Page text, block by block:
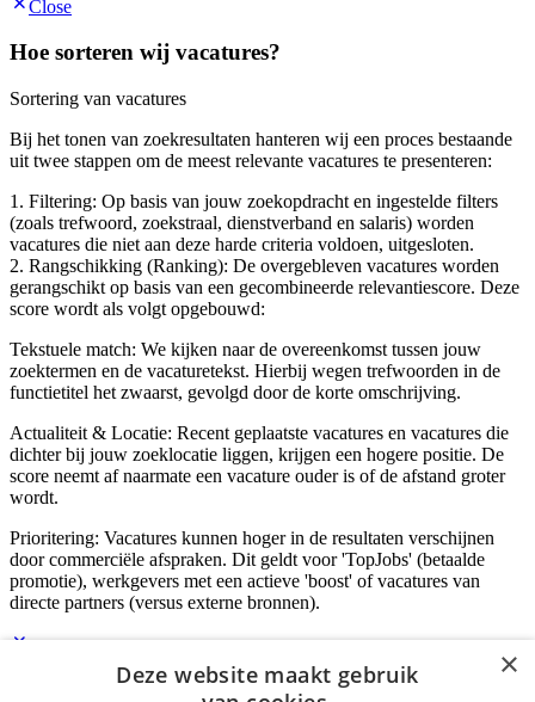
Close
Hoe sorteren wij vacatures?
Sortering van vacatures
Bij het tonen van zoekresultaten hanteren wij een proces bestaande
uit twee stappen om de meest relevante vacatures te presenteren:
1. Filtering: Op basis van jouw zoekopdracht en ingestelde filters
(zoals trefwoord, zoekstraal, dienstverband en salaris) worden
vacatures die niet aan deze harde criteria voldoen, uitgesloten.
2. Rangschikking (Ranking): De overgebleven vacatures worden
gerangschikt op basis van een gecombineerde relevantiescore. Deze
score wordt als volgt opgebouwd:
Tekstuele match: We kijken naar de overeenkomst tussen jouw
zoektermen en de vacaturetekst. Hierbij wegen trefwoorden in de
functietitel het zwaarst, gevolgd door de korte omschrijving.
Actualiteit & Locatie: Recent geplaatste vacatures en vacatures die
dichter bij jouw zoeklocatie liggen, krijgen een hogere positie. De
score neemt af naarmate een vacature ouder is of de afstand groter
wordt.
Prioritering: Vacatures kunnen hoger in de resultaten verschijnen
door commerciële afspraken. Dit geldt voor 'TopJobs' (betaalde
promotie), werkgevers met een actieve 'boost' of vacatures van
directe partners (versus externe bronnen).
Inloggen als bedrijf
×
Deze website maakt gebruik